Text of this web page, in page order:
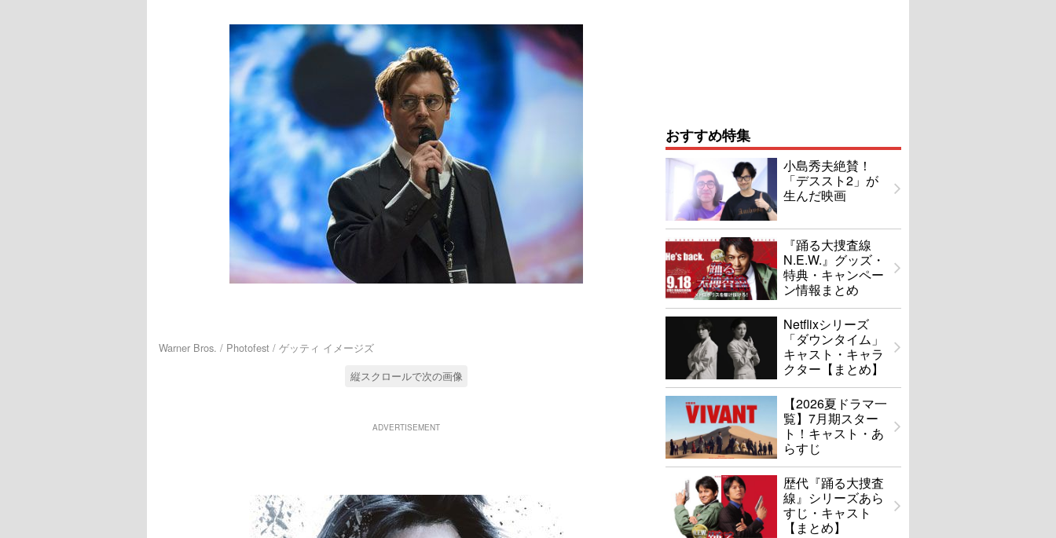
Warner Bros. / Photofest / ゲッティ イメージズ
縦スクロールで次の画像
ADVERTISEMENT
おすすめ特集
小島秀夫絶賛！
「デススト2」が
生んだ映画
『踊る大捜査線
N.E.W.』グッズ・
特典・キャンペー
ン情報まとめ
Netflixシリーズ
「ダウンタイム」
キャスト・キャラ
クター【まとめ】
【2026夏ドラマ一
覧】7月期スター
ト！キャスト・あ
らすじ
歴代『踊る大捜査
線』シリーズあら
すじ・キャスト
【まとめ】